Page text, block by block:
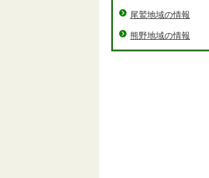
尾鷲地域の情報
熊野地域の情報